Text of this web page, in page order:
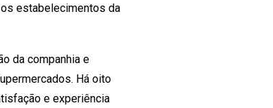
estabelecimentos da
da companhia e
Há oito
e experiência